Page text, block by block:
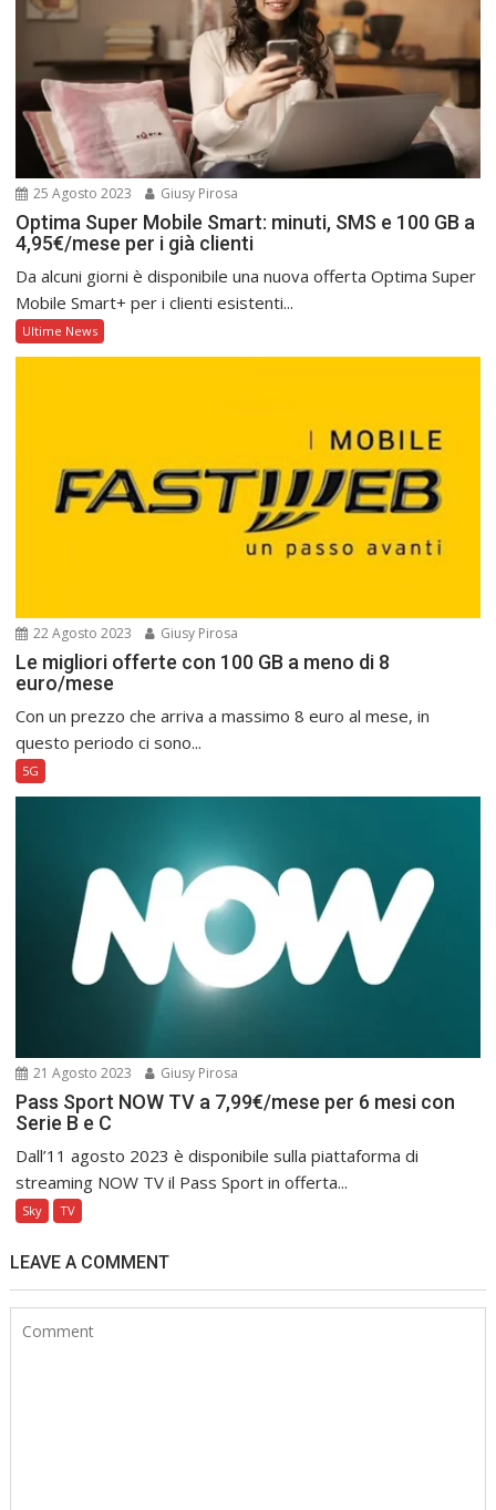
25 Agosto 2023 Giusy Pirosa
Optima Super Mobile Smart: minuti, SMS e 100 GB a
4,95€/mese per i già clienti
Da alcuni giorni è disponibile una nuova offerta Optima Super
Mobile Smart+ per i clienti esistenti...
Ultime News
22 Agosto 2023 Giusy Pirosa
Le migliori offerte con 100 GB a meno di 8
euro/mese
Con un prezzo che arriva a massimo 8 euro al mese, in
questo periodo ci sono...
5G
21 Agosto 2023 Giusy Pirosa
Pass Sport NOW TV a 7,99€/mese per 6 mesi con
Serie B e C
Dall’11 agosto 2023 è disponibile sulla piattaforma di
streaming NOW TV il Pass Sport in offerta...
Sky TV
LEAVE A COMMENT